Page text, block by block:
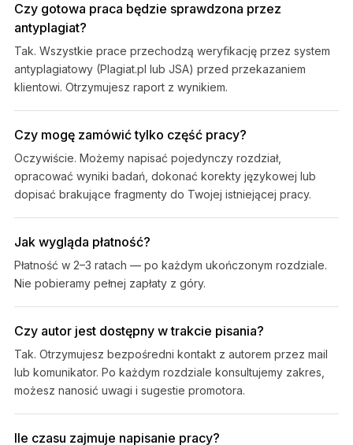
Czy gotowa praca będzie sprawdzona przez
antyplagiat?
Tak. Wszystkie prace przechodzą weryfikację przez system
antyplagiatowy (Plagiat.pl lub JSA) przed przekazaniem
klientowi. Otrzymujesz raport z wynikiem.
Czy mogę zamówić tylko część pracy?
Oczywiście. Możemy napisać pojedynczy rozdział,
opracować wyniki badań, dokonać korekty językowej lub
dopisać brakujące fragmenty do Twojej istniejącej pracy.
Jak wygląda płatność?
Płatność w 2–3 ratach — po każdym ukończonym rozdziale.
Nie pobieramy pełnej zapłaty z góry.
Czy autor jest dostępny w trakcie pisania?
Tak. Otrzymujesz bezpośredni kontakt z autorem przez mail
lub komunikator. Po każdym rozdziale konsultujemy zakres,
możesz nanosić uwagi i sugestie promotora.
Ile czasu zajmuje napisanie pracy?